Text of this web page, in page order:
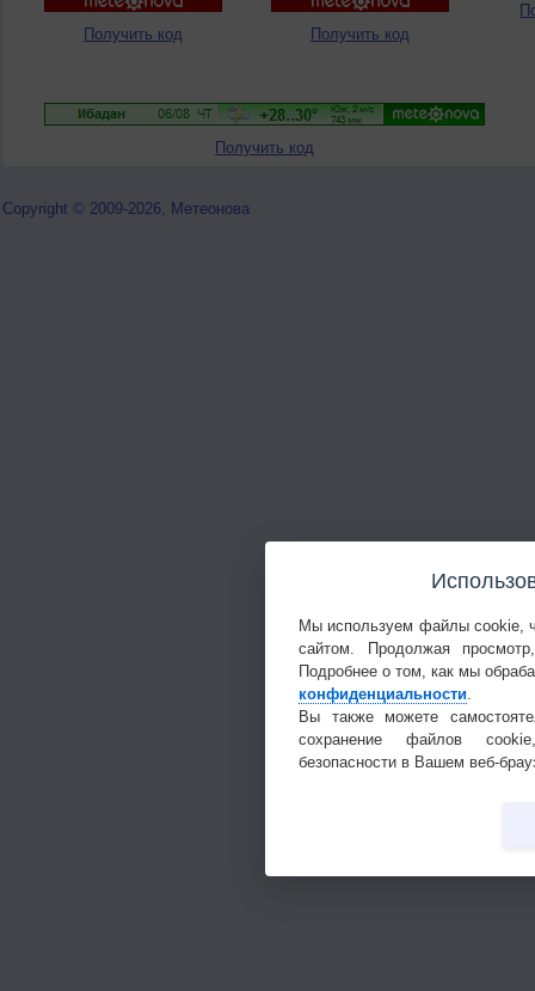
Получить код Получить код
Получить код
Copyright © 2009-2026, Метеонова
Мы используем файлы cookie,
сайтом. Продолжая
Подробнее о том, как мы
конфиденциальности
Вы также можете
сохранение файлов
безопасности в Вашем веб-